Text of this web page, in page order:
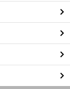
「
人
」
。